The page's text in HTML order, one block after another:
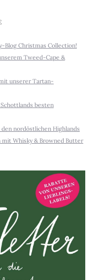
Blog Christmas Collection!
Tweed-Cape &
unserer Tartan-
besten
nordöstlichen Highlands
mit Whisky & Browned Butter